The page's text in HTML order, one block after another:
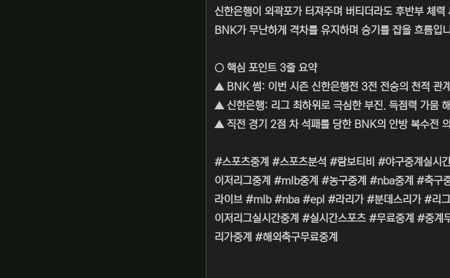
신한은행이 외곽포가 터져주며 버티더라도 후반부 체력
BNK가 무난하게 격차를 유지하며 승기를 잡을 흐름입
○ 핵심 포인트 3줄 요약
▲ BNK 썸: 이번 시즌 신한은행전 3전 전승의 천적 관
▲ 신한은행: 리그 최하위로 극심한 부진. 득점력 가뭄
▲ 직전 경기 2점 차 석패를 당한 BNK의 안방 복수전
#스포츠중계 #스포츠분석 #람보티비 #야구중계실시
이저리그중계 #mlb중계 #농구중계 #nba중계 #축구
라이브 #mlb #nba #epl #라리가 #분데스리가 #리
이저리그실시간중계 #실시간스포츠 #무료중계 #중
리가중계 #해외축구무료중계